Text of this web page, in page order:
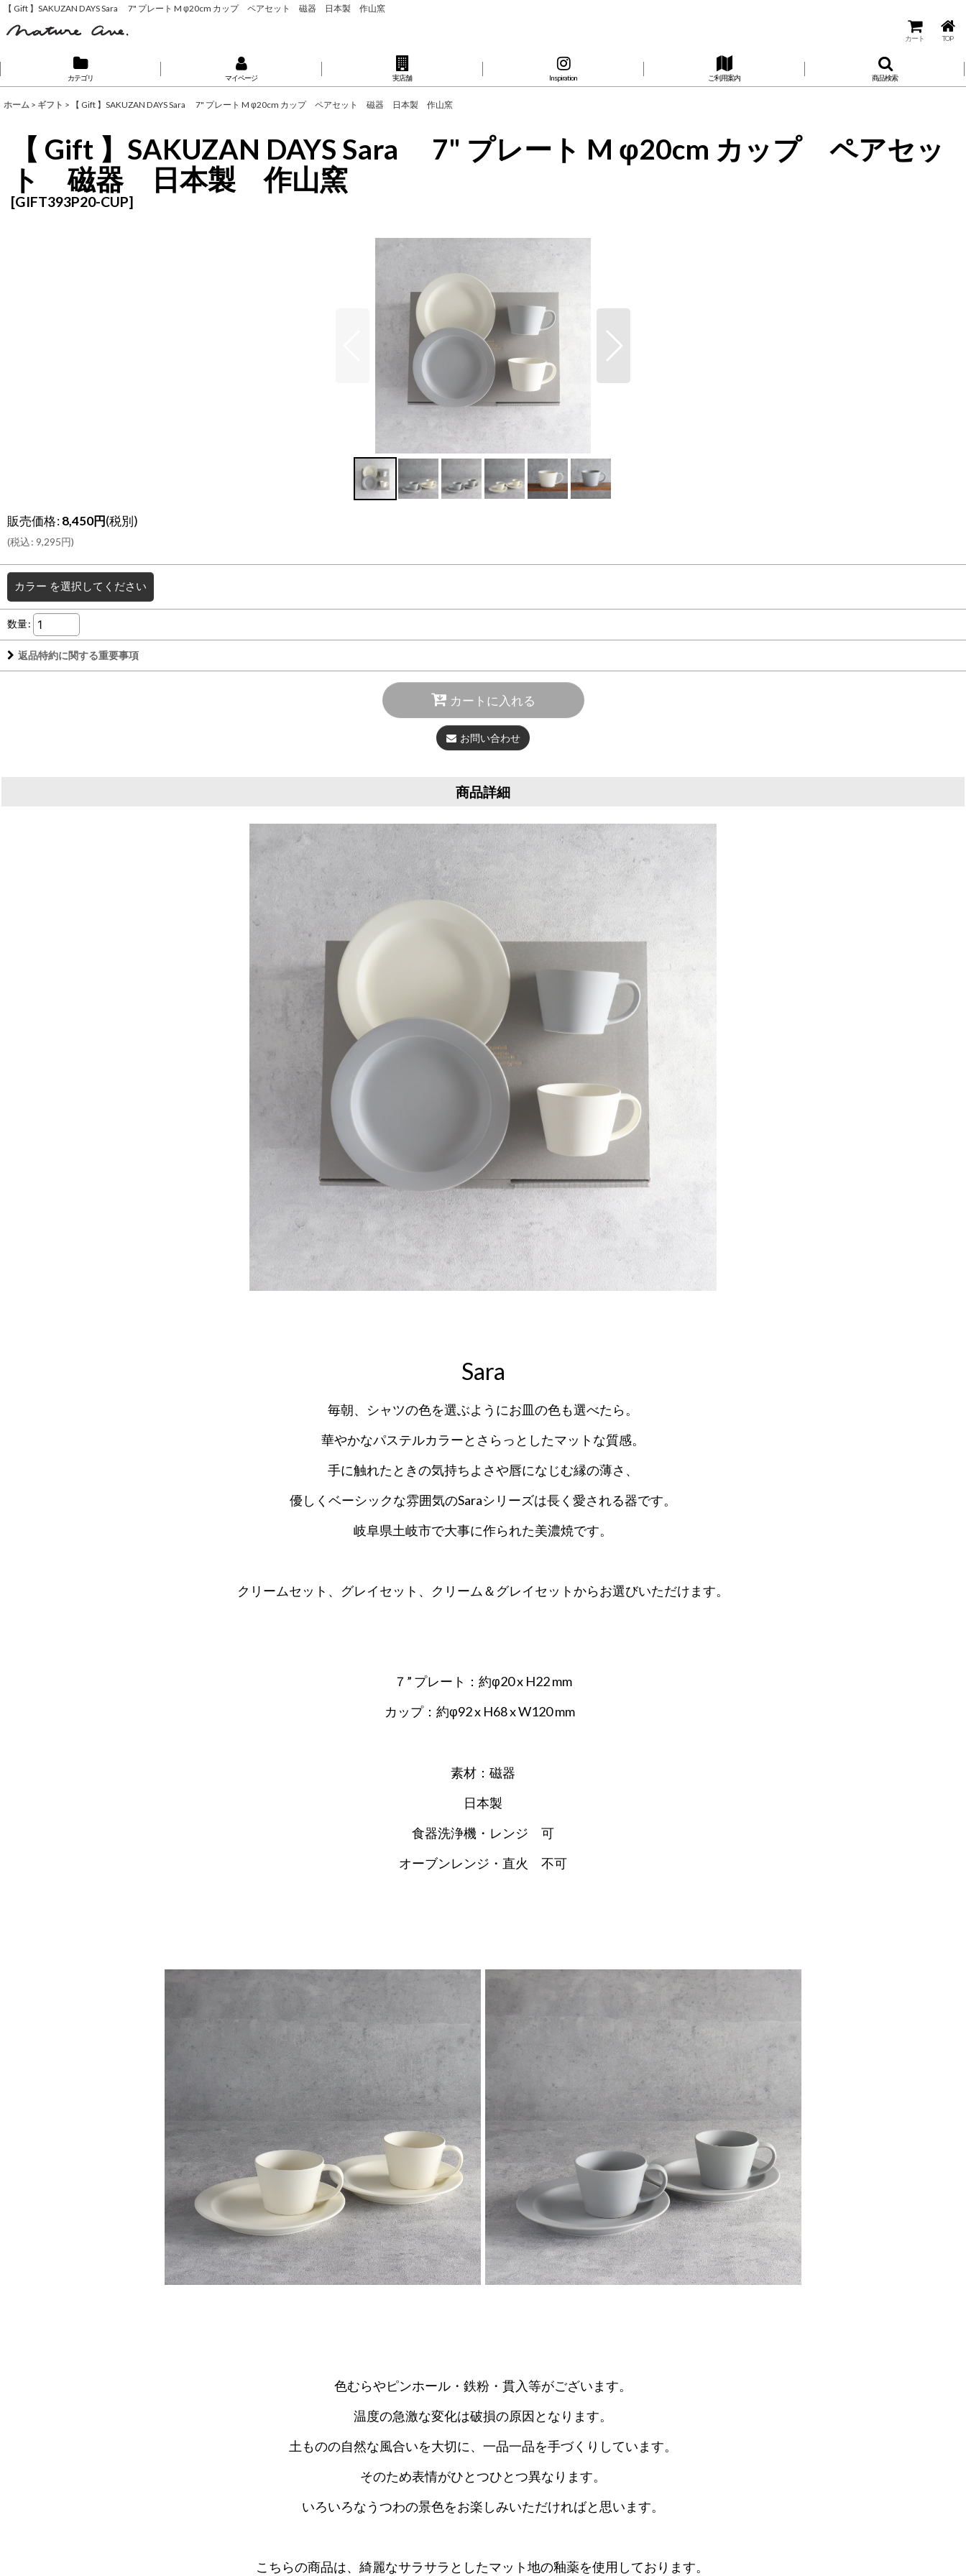
【 Gift 】SAKUZAN DAYS Sara 7" プレート M φ20cm カップ ペアセット 磁器 日本製 作山窯
カート TOP
カテゴリ マイページ 実店舗 Inspiration ご利用案内 商品検索
ホーム > ギフト > 【 Gift 】SAKUZAN DAYS Sara 7" プレート M φ20cm カップ ペアセット 磁器 日本製 作山窯
【 Gift 】SAKUZAN DAYS Sara 7" プレート M φ20cm カップ ペアセッ
ト 磁器 日本製 作山窯
[GIFT393P20-CUP]
販売価格:8,450円(税別)
(税込: 9,295円)
カラー を選択してください
数量:
返品特約に関する重要事項
カートに入れる
お問い合わせ
商品詳細
Sara
毎朝、シャツの色を選ぶようにお皿の色も選べたら。
華やかなパステルカラーとさらっとしたマットな質感。
手に触れたときの気持ちよさや唇になじむ縁の薄さ、
優しくベーシックな雰囲気のSaraシリーズは長く愛される器です。
岐阜県土岐市で大事に作られた美濃焼です。
クリームセット、グレイセット、クリーム＆グレイセットからお選びいただけます。
７” プレート：約φ20 x H22 mm
カップ：約φ92 x H68 x W120 mm
素材：磁器
日本製
食器洗浄機・レンジ 可
オーブンレンジ・直火 不可
色むらやピンホール・鉄粉・貫入等がございます。
温度の急激な変化は破損の原因となります。
土ものの自然な風合いを大切に、一品一品を手づくりしています。
そのため表情がひとつひとつ異なります。
いろいろなうつわの景色をお楽しみいただければと思います。
こちらの商品は、綺麗なサラサラとしたマット地の釉薬を使用しております。